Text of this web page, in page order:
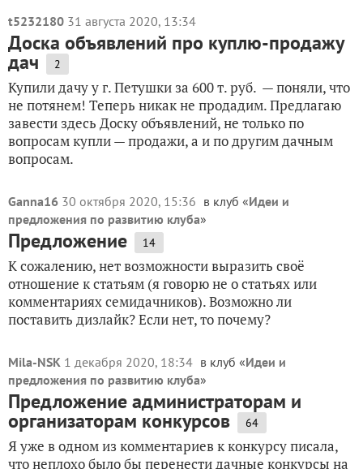
t5232180 31 августа 2020, 13:34
Доска объявлений про куплю-продажу
дач 2
Купили дачу у г. Петушки за 600 т. руб. — поняли, что
не потянем! Теперь никак не продадим. Предлагаю
завести здесь Доску объявлений, не только по
вопросам купли — продажи, а и по другим дачным
вопросам.
Ganna16 30 октября 2020, 15:36 в клуб «Идеи и
предложения по развитию клуба»
Предложение 14
К сожалению, нет возможности выразить своё
отношение к статьям (я говорю не о статьях или
комментариях семидачников). Возможно ли
поставить дизлайк? Если нет, то почему?
Mila-NSK 1 декабря 2020, 18:34 в клуб «Идеи и
предложения по развитию клуба»
Предложение администраторам и
организаторам конкурсов 64
Я уже в одном из комментариев к конкурсу писала,
что неплохо было бы перенести дачные конкурсы на